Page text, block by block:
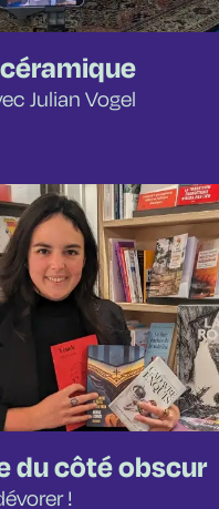
Julian Vogel
du côté obscur
!